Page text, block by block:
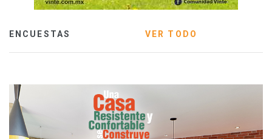
ENCUESTAS VER TODO